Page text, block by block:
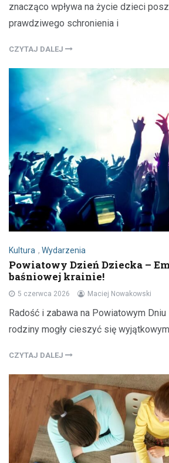
znacząco wpływa na życie dzieci
prawdziwego schronienia i
CZYTAJ DALEJ
Kultura , Wydarzenia
Powiatowy Dzień Dziecka –
baśniowej krainie!
5 czerwca 2026 Maciej Nowakowski
Radość i zabawa na Powiatowym
rodziny mogły cieszyć się wyjątkowym
CZYTAJ DALEJ